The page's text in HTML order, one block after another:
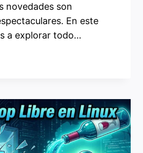
novedades son
En este
a explorar todo…